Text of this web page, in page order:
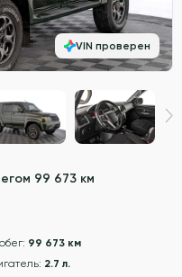
99 673 км
99 673 км
2.7 л.
VIN проверен